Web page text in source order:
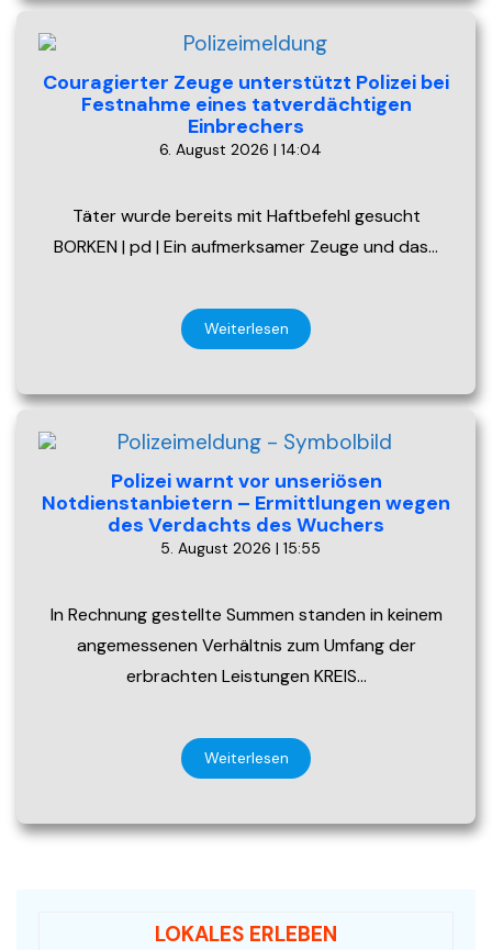
Couragierter Zeuge unterstützt Polizei bei
Festnahme eines tatverdächtigen
Einbrechers
6. August 2026 | 14:04
Täter wurde bereits mit Haftbefehl gesucht
BORKEN | pd | Ein aufmerksamer Zeuge und das…
Weiterlesen
Polizei warnt vor unseriösen
Notdienstanbietern – Ermittlungen wegen
des Verdachts des Wuchers
5. August 2026 | 15:55
In Rechnung gestellte Summen standen in keinem
angemessenen Verhältnis zum Umfang der
erbrachten Leistungen KREIS…
Weiterlesen
LOKALES ERLEBEN